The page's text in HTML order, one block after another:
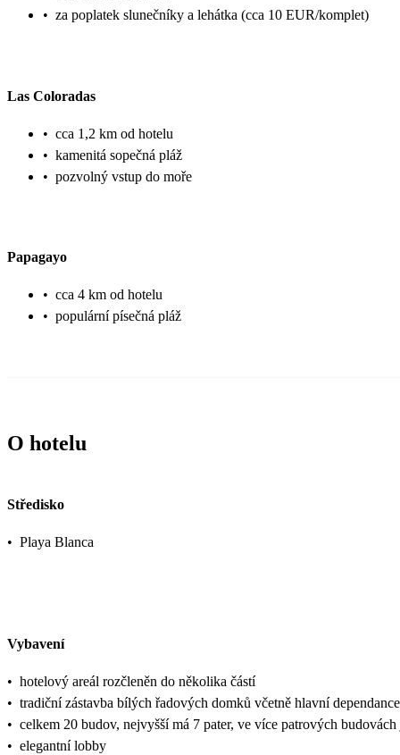
• za poplatek slunečníky a lehátka (cca 10 EUR/komplet)
Las Coloradas
• cca 1,2 km od hotelu
• kamenitá sopečná pláž
• pozvolný vstup do moře
Papagayo
• cca 4 km od hotelu
• populární písečná pláž
O hotelu
Středisko
• Playa Blanca
Vybavení
• hotelový areál rozčleněn do několika částí
• tradiční zástavba bílých řadových domků včetně hlavní dependance
• celkem 20 budov, nejvyšší má 7 pater, ve více patrových
• elegantní lobby